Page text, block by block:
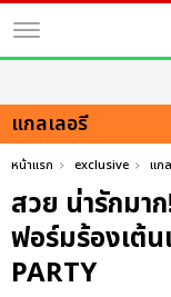
แกลเลอรี
หน้าแรก exclusive แก
สวย น่ารักมา
ฟอร์มร้องเต้น
PARTY